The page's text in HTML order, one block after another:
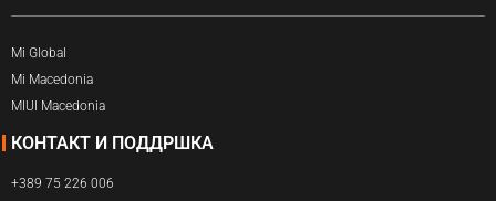
Mi Global
Mi Macedonia
MIUI Macedonia
КОНТАКТ И ПОДДРШКА
+389 75 226 006